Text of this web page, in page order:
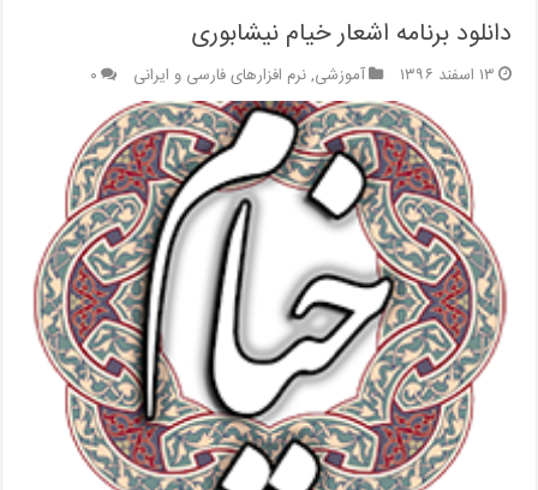
دانلود برنامه اشعار خیام نیشابوری
۱۳ اسفند ۱۳۹۶ آموزشی,نرم افزارهای فارسی و ایرانی ۰